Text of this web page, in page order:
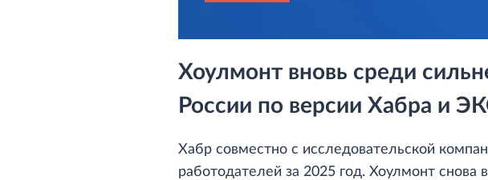
Хоулмонт вновь среди
России по версии Хабра и
Хабр совместно с исследовательской
работодателей за 2025 год. Хоулмонт